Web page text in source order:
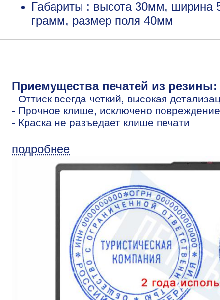
Габариты : высота 30мм, ширина
грамм, размер поля 40мм
Приемущества печатей из резины:
- Оттиск всегда четкий, высокая
- Прочное клише, исключено
- Краска не разъедает клише печати
подробнее